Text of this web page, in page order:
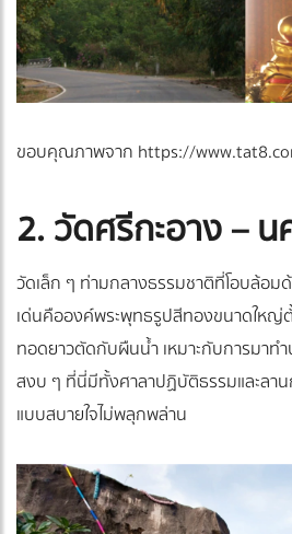
ขอบคุณภาพจาก https://
2. วัดศรีกะอาง –
วัดเล็ก ๆ ท่ามกลางธรรมชาติที่โอบล้อมด้
เด่นคือองค์พระพุทธรูปสีทองขนาดใหญ่
ทอดยาวตัดกับผืนน้ำ เหมาะกับการมา
สงบ ๆ ที่นี่มีทั้งศาลาปฏิบัติธรรมและลา
แบบสบายใจไม่พลุกพล่าน